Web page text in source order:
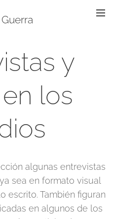
y
los
algunas entrevistas
sea en formato visual
escrito. También figuran
en algunos de los